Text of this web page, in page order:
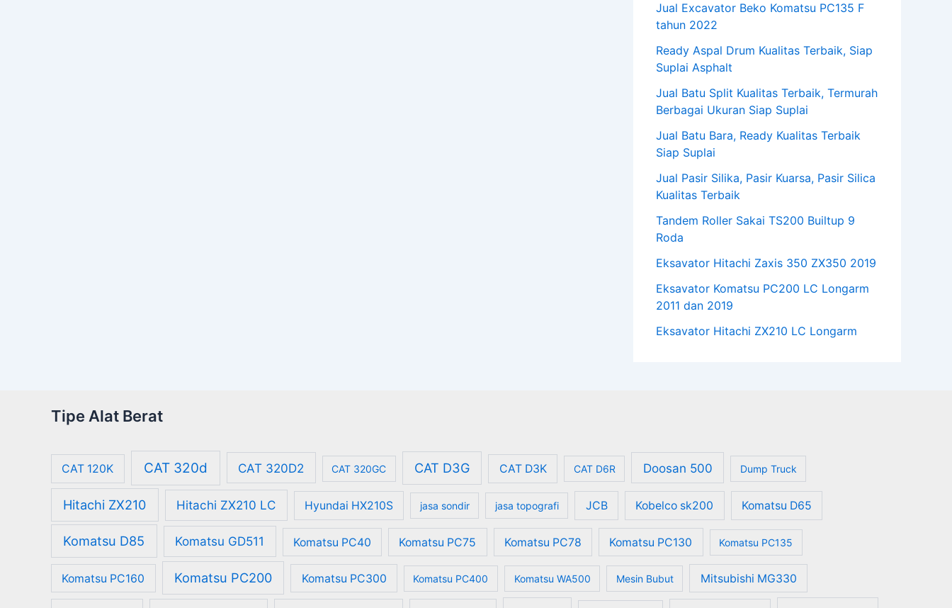
Jual Excavator Beko Komatsu PC135 F
tahun 2022
Ready Aspal Drum Kualitas Terbaik, Siap
Suplai Asphalt
Jual Batu Split Kualitas Terbaik, Termurah
Berbagai Ukuran Siap Suplai
Jual Batu Bara, Ready Kualitas Terbaik
Siap Suplai
Jual Pasir Silika, Pasir Kuarsa, Pasir Silica
Kualitas Terbaik
Tandem Roller Sakai TS200 Builtup 9
Roda
Eksavator Hitachi Zaxis 350 ZX350 2019
Eksavator Komatsu PC200 LC Longarm
2011 dan 2019
Eksavator Hitachi ZX210 LC Longarm
Tipe Alat Berat
CAT 120K CAT 320d CAT 320D2 CAT 320GC CAT D3G CAT D3K CAT D6R Doosan 500 Dump Truck
Hitachi ZX210 Hitachi ZX210 LC Hyundai HX210S jasa sondir jasa topografi JCB Kobelco sk200 Komatsu D65
Komatsu D85 Komatsu GD511 Komatsu PC40 Komatsu PC75 Komatsu PC78 Komatsu PC130 Komatsu PC135
Komatsu PC160 Komatsu PC200 Komatsu PC300 Komatsu PC400 Komatsu WA500 Mesin Bubut Mitsubishi MG330